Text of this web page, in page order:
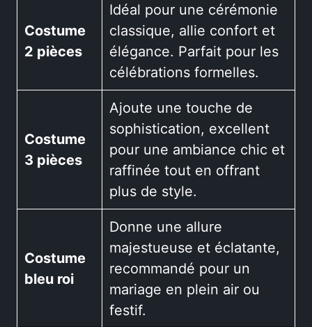
Costume
2 pièces
Idéal pour une cérémonie
classique, allie confort et
élégance. Parfait pour les
célébrations formelles.
Costume
3 pièces
Ajoute une touche de
sophistication, excellent
pour une ambiance chic et
raffinée tout en offrant
plus de style.
Costume
bleu roi
Donne une allure
majestueuse et éclatante,
recommandé pour un
mariage en plein air ou
festif.